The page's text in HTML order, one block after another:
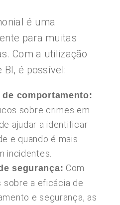
é uma
para muitas
Com a utilização
é possível:
comportamento:
sobre crimes em
ajudar a identificar
e quando é mais
incidentes.
segurança: Com
a eficácia de
e segurança, as